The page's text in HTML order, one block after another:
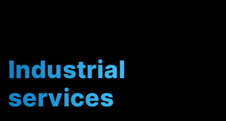
Industrial
services